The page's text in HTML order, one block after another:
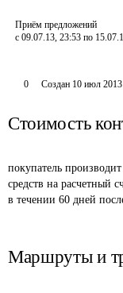
Приём предложений
с 09.07.13, 23:53 по
0 Создан 10 июл 2013
Стоимость
покупатель
средств на расчетный
в течении 60 дней
Маршруты и